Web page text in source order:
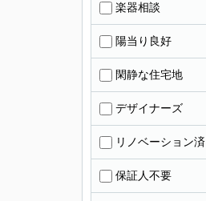
楽器相談
陽当り良好
閑静な住宅地
デザイナーズ
リノベーション済
保証人不要